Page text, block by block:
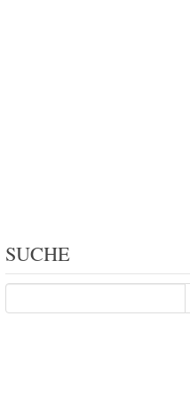
SUCHE